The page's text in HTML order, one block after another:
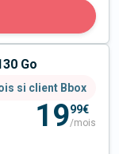
Go
si client Bbox
1999€
/mois